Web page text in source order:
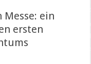
ein
ersten